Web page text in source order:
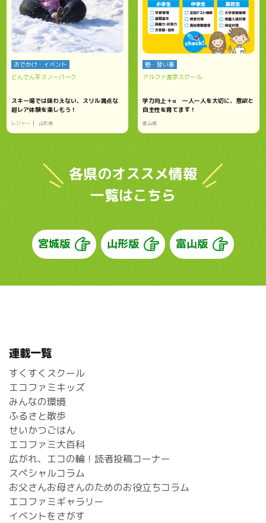
おでかけ・イベント
どんでん平スノーパーク
スキー場では味わえない、スリル満点な
超レア体験を楽しもう！
レジャー 山形県
塾・習い事
アルファ進学スクール
学力向上＋α 一人一人を大切に、意欲と
自主性を育てます！
富山県
各県のオススメ情報
一覧はこちら
宮城版 山形版 富山版
連載一覧
すくすくスクール
エコファミキッズ
みんなの環境
ふるさと散歩
せいかつごはん
エコファミ大百科
広がれ、エコの輪！読者投稿コーナー
スペシャルコラム
お父さんお母さんのためのお役立ちコラム
エコファミギャラリー
イベントをさがす